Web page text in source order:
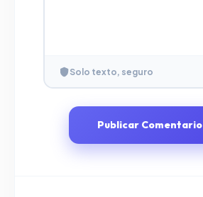
Solo texto, seguro
Publicar Comentario